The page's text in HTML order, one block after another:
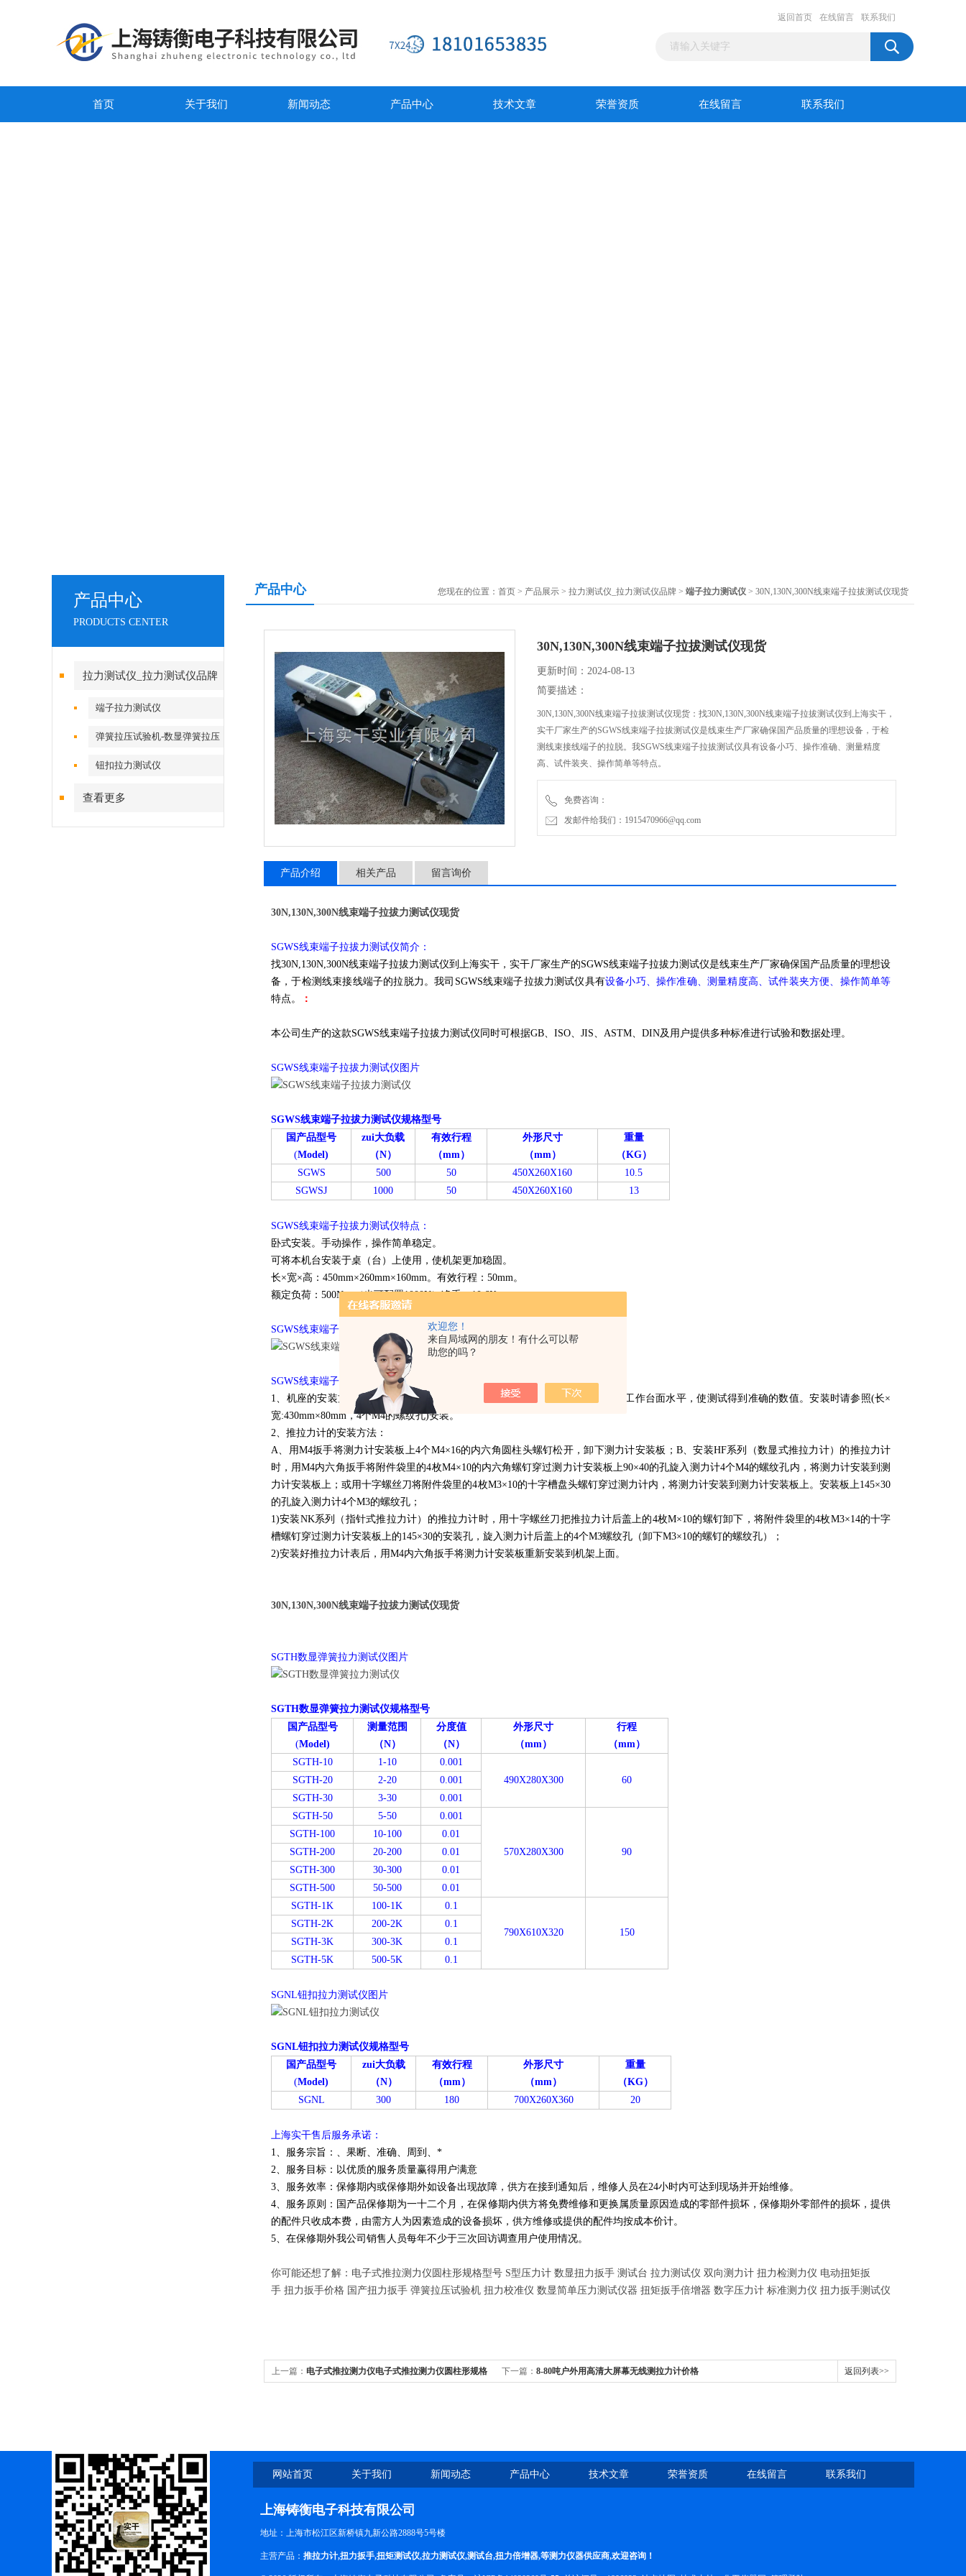
欢迎您！
来自局域网的朋友！有什么可以帮
助您的吗？
返回首页 在线留言 联系我们
首页 关于我们 新闻动态 产品中心 技术文章 荣誉资质 在线留言 联系我们
产品中心
PRODUCTS CENTER
拉力测试仪_拉力测试仪品牌
端子拉力测试仪
弹簧拉压试验机-数显弹簧拉压
试验机
钮扣拉力测试仪
查看更多
产品中心 您现在的位置： 首页 > 产品展示 > 拉力测试仪_拉力测试仪品牌 > 端子拉力测试仪 > 30N,130N,300N线束端子拉拔测试仪现货
30N,130N,300N线束端子拉拔测试仪现货
更新时间：2024-08-13
简要描述：
30N,130N,300N线束端子拉拔测试仪现货：找30N,130N,300N线束端子拉拔测试仪到上海实干，
实干厂家生产的SGWS线束端子拉拔测试仪是线束生产厂家确保国产品质量的理想设备，于检
测线束接线端子的拉脱。我SGWS线束端子拉拔测试仪具有设备小巧、操作准确、测量精度
高、试件装夹、操作简单等特点。
免费咨询：
发邮件给我们：1915470966@qq.com
产品介绍 相关产品 留言询价
30N,130N,300N线束端子拉拔力测试仪现货
SGWS线束端子拉拔力测试仪简介：
找30N,130N,300N线束端子拉拔力测试仪到上海实干，实干厂家生产的SGWS线束端子拉拔力测试仪是线束生产厂家确保国产品质量的理想设
备，于检测线束接线端子的拉脱力。我司SGWS线束端子拉拔力测试仪具有设备小巧、操作准确、测量精度高、试件装夹方便、操作简单等
特点。
：
本公司生产的这款SGWS线束端子拉拔力测试仪同时可根据GB、ISO、JIS、ASTM、DIN及用户提供多种标准进行试验和数据处理。
SGWS线束端子拉拔力测试仪图片
SGWS线束端子拉拔力测试仪规格型号
国产品型号
(Model)
zui大负载
（N）
有效行程
（mm）
外形尺寸
（mm）
重量
（KG）
SGWS
500 50 450X260X160
10.5
SGWSJ
1000 50 450X260X160 13
SGWS线束端子拉拔力测试仪特点：
卧式安装。手动操作，操作简单稳定。
可将本机台安装于桌（台）上使用，使机架更加稳固。
长×宽×高：450mm×260mm×160mm。有效行程：50mm。
额定负荷：500N。（也可配置1000N）净重：10.6Kg。
SGWS线束端子拉拔力测试仪图片
SGWS线束端子拉拔力测试仪的安装方法：
1、机座的安装方法：本仪器可安装在桌子上，使仪器更加稳固。安装时请保证工作台面水平，使测试得到准确的数值。安装时请参照(长×
宽:430mm×80mm，4个M4的螺纹孔)安装。
2、推拉力计的安装方法：
A、用M4扳手将测力计安装板上4个M4×16的内六角圆柱头螺钉松开，卸下测力计安装板；B、安装HF系列（数显式推拉力计）的推拉力计
时，用M4内六角扳手将附件袋里的4枚M4×10的内六角螺钉穿过测力计安装板上90×40的孔旋入测力计4个M4的螺纹孔内，将测力计安装到测
力计安装板上；或用十字螺丝刀将附件袋里的4枚M3×10的十字槽盘头螺钉穿过测力计内，将测力计安装到测力计安装板上。安装板上145×30
的孔旋入测力计4个M3的螺纹孔；
1)安装NK系列（指针式推拉力计）的推拉力计时，用十字螺丝刀把推拉力计后盖上的4枚M×10的螺钉卸下，将附件袋里的4枚M3×14的十字
槽螺钉穿过测力计安装板上的145×30的安装孔，旋入测力计后盖上的4个M3螺纹孔（卸下M3×10的螺钉的螺纹孔）；
2)安装好推拉力计表后，用M4内六角扳手将测力计安装板重新安装到机架上面。
30N,130N,300N线束端子拉拔力测试仪现货
SGTH数显弹簧拉力测试仪图片
SGTH数显弹簧拉力测试仪规格型号
国产品型号
(Model)
测量范围
（N）
分度值
（N）
外形尺寸
（mm）
行程
（mm）
SGTH-10
1-10
0.001
490X280X300
60
SGTH-20 2-20
0.001
SGTH-30
3-30
0.001
SGTH-50
5-50 0.001
570X280X300 90
SGTH-100 10-100
0.01
SGTH-200
20-200
0.01
SGTH-300
30-300
0.01
SGTH-500
50-500
0.01
SGTH-1K
100-1K 0.1
790X610X320 150
SGTH-2K 200-2K
0.1
SGTH-3K
300-3K
0.1
SGTH-5K
500-5K 0.1
SGNL钮扣拉力测试仪图片
SGNL钮扣拉力测试仪规格型号
国产品型号
(Model)
zui大负载
（N）
有效行程
（mm）
外形尺寸
（mm）
重量
（KG）
SGNL
300 180 700X260X360 20
上海实干售后服务承诺：
1、服务宗旨：、果断、准确、周到、*
2、服务目标：以优质的服务质量赢得用户满意
3、服务效率：保修期内或保修期外如设备出现故障，供方在接到通知后，维修人员在24小时内可达到现场并开始维修。
4、服务原则：国产品保修期为一十二个月，在保修期内供方将免费维修和更换属质量原因造成的零部件损坏，保修期外零部件的损坏，提供
的配件只收成本费，由需方人为因素造成的设备损坏，供方维修或提供的配件均按成本价计。
5、在保修期外我公司销售人员每年不少于三次回访调查用户使用情况。
你可能还想了解：电子式推拉测力仪圆柱形规格型号 S型压力计 数显扭力扳手 测试台 拉力测试仪 双向测力计 扭力检测力仪 电动扭矩扳
手 扭力扳手价格 国产扭力扳手 弹簧拉压试验机 扭力校准仪 数显简单压力测试仪器 扭矩扳手倍增器 数字压力计 标准测力仪 扭力扳手测试仪
上一篇： 电子式推拉测力仪电子式推拉测力仪圆柱形规格 下一篇： 8-80吨户外用高清大屏幕无线测拉力计价格 返回列表>>
网站首页 关于我们 新闻动态 产品中心 技术文章 荣誉资质 在线留言 联系我们
上海铸衡电子科技有限公司
地址：上海市松江区新桥镇九新公路2888号5号楼
主营产品： 推拉力计,扭力扳手,扭矩测试仪,拉力测试仪,测试台,扭力倍增器,等测力仪器供应商,欢迎咨询！